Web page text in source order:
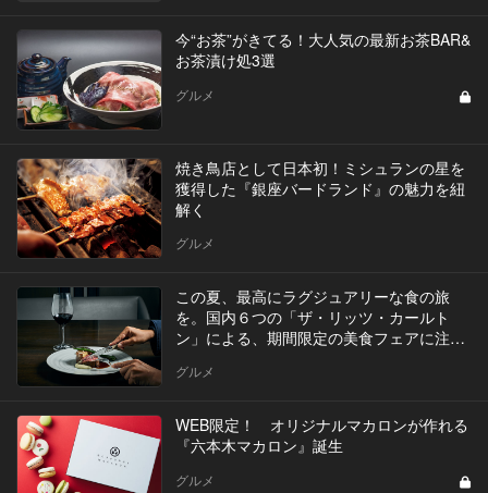
今“お茶”がきてる！大人気の最新お茶BAR&
お茶漬け処3選
グルメ
焼き鳥店として日本初！ミシュランの星を
獲得した『銀座バードランド』の魅力を紐
解く
グルメ
この夏、最高にラグジュアリーな食の旅
を。国内６つの「ザ・リッツ・カールト
ン」による、期間限定の美食フェアに注
グルメ
WEB限定！ オリジナルマカロンが作れる
『六本木マカロン』誕生
グルメ